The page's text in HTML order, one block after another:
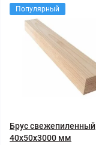
Популярный
Брус свежепиленный
40x50x3000 мм